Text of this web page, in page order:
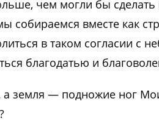
чем могли бы сделать
вместе как
в таком согласии с
благодатью и
земля — подножие ног